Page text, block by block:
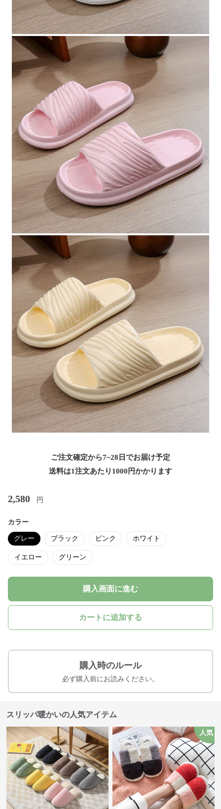
ご注文確定から7~28日でお届け予定
送料は1注文あたり 1000 円かかります
2,580 円
カラー
グレー ブラック ピンク ホワイト
イエロー グリーン
購入画面に進む
カートに追加する
購入時のルール
必ず購入前にお読みください。
スリッパ暖かいの人気アイテム
人気